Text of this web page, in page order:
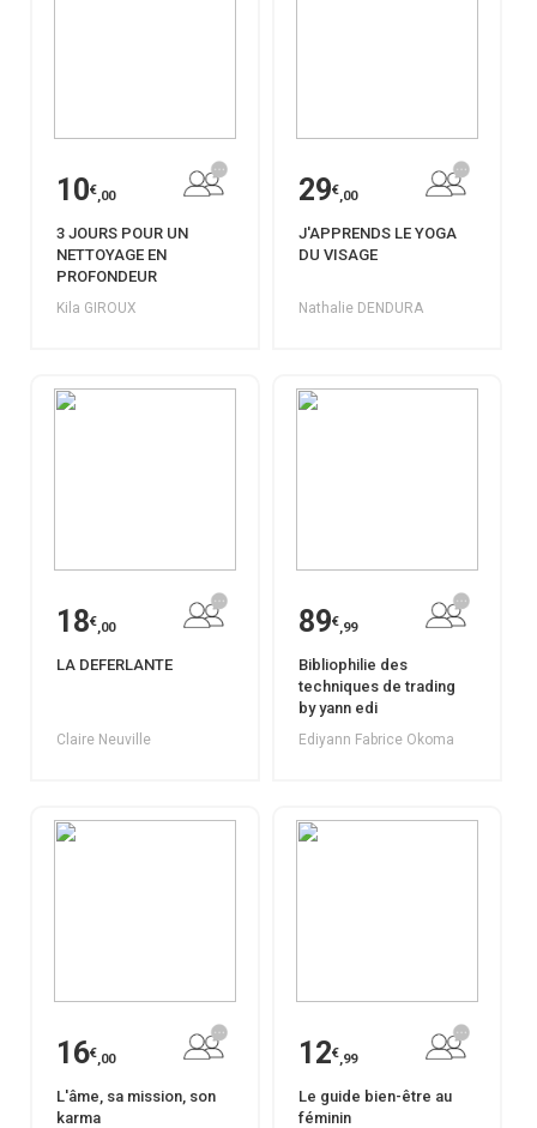
10€,00
3 JOURS POUR UN
NETTOYAGE EN
PROFONDEUR
Kila GIROUX
29€,00
J'APPRENDS LE YOGA
DU VISAGE
Nathalie DENDURA
18€,00
LA DEFERLANTE
Claire Neuville
89€,99
Bibliophilie des
techniques de trading
by yann edi
Ediyann Fabrice Okoma
16€,00
L'âme, sa mission, son
karma
12€,99
Le guide bien-être au
féminin